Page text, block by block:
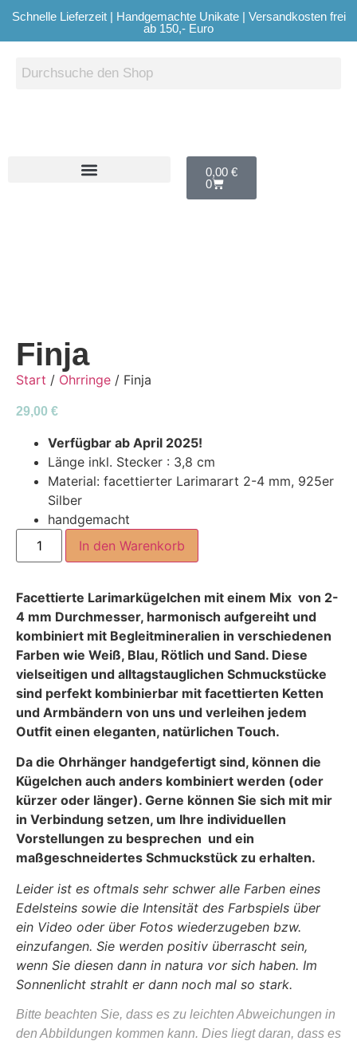
Schnelle Lieferzeit | Handgemachte Unikate | Versandkosten frei
ab 150,- Euro
0,00 €
0
Finja
Start / Ohrringe / Finja
29,00 €
Verfügbar ab April 2025!
Länge inkl. Stecker : 3,8 cm
Material: facettierter Larimarart 2-4 mm, 925er
Silber
handgemacht
In den Warenkorb
Facettierte Larimarkügelchen mit einem Mix von 2-
4 mm Durchmesser, harmonisch aufgereiht und
kombiniert mit Begleitmineralien in verschiedenen
Farben wie Weiß, Blau, Rötlich und Sand. Diese
vielseitigen und alltagstauglichen Schmuckstücke
sind perfekt kombinierbar mit facettierten Ketten
und Armbändern von uns und verleihen jedem
Outfit einen eleganten, natürlichen Touch.
Da die Ohrhänger handgefertigt sind, können die
Kügelchen auch anders kombiniert werden (oder
kürzer oder länger). Gerne können Sie sich mit mir
in Verbindung setzen, um Ihre individuellen
Vorstellungen zu besprechen und ein
maßgeschneidertes Schmuckstück zu erhalten.
Leider ist es oftmals sehr schwer alle Farben eines
Edelsteins sowie die Intensität des Farbspiels über
ein Video oder über Fotos wiederzugeben bzw.
einzufangen. Sie werden positiv überrascht sein,
wenn Sie diesen dann in natura vor sich haben. Im
Sonnenlicht strahlt er dann noch mal so stark.
Bitte beachten Sie, dass es zu leichten Abweichungen in
den Abbildungen kommen kann. Dies liegt daran, dass es